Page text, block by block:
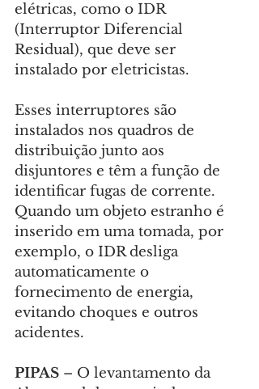
elétricas, como o IDR
(Interruptor Diferencial
Residual), que deve ser
instalado por eletricistas.
Esses interruptores são
instalados nos quadros de
distribuição junto aos
disjuntores e têm a função de
identificar fugas de corrente.
Quando um objeto estranho é
inserido em uma tomada, por
exemplo, o IDR desliga
automaticamente o
fornecimento de energia,
evitando choques e outros
acidentes.
PIPAS – O levantamento da